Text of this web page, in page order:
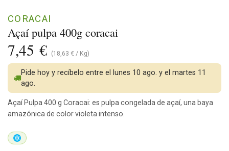
Açaí pulpa 400g coracai
CORACAI
7,45 € (18,63 € / Kg)
Pide hoy y recíbelo entre el lunes 10 ago. y el martes 11
ago.
Açaí Pulpa 400 g Coracai: es pulpa congelada de açaí, una baya
amazónica de color violeta intenso.